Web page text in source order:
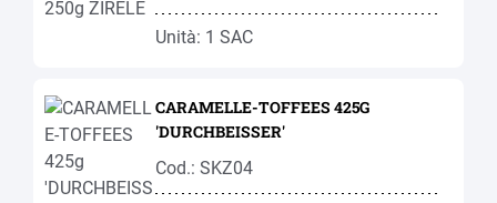
Unità: 1 SAC
CARAMELLE-TOFFEES 425G
'DURCHBEISSER'
Cod.: SKZ04